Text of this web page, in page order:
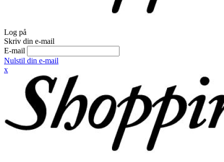
Log på
Skriv din e-mail
E-mail
Nulstil din e-mail
x